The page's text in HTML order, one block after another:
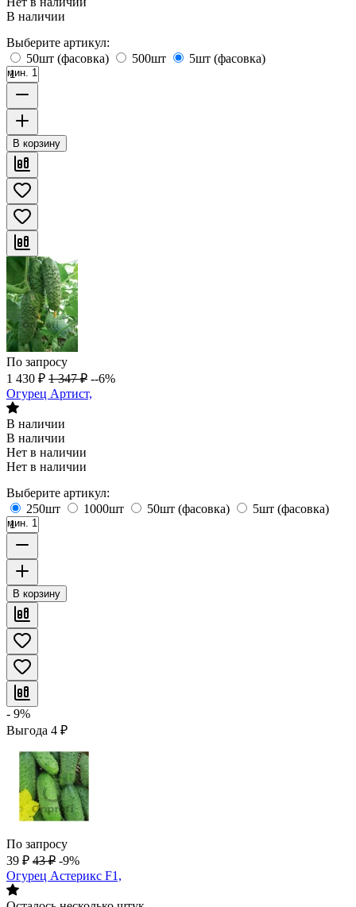
В наличии
Выберите артикул:
50шт (фасовка)
500шт 5шт (фасовка)
мин. 1
В корзину
По запросу
1 430 ₽ 1 347 ₽ --6%
Огурец Артист,
В наличии
В наличии
Нет в наличии
Нет в наличии
Выберите артикул:
250шт
1000шт 50шт (фасовка) 5шт (фасовка)
мин. 1
В корзину
- 9%
Выгода 4 ₽
По запросу
39 ₽ 43 ₽ -9%
Огурец Астерикс F1,